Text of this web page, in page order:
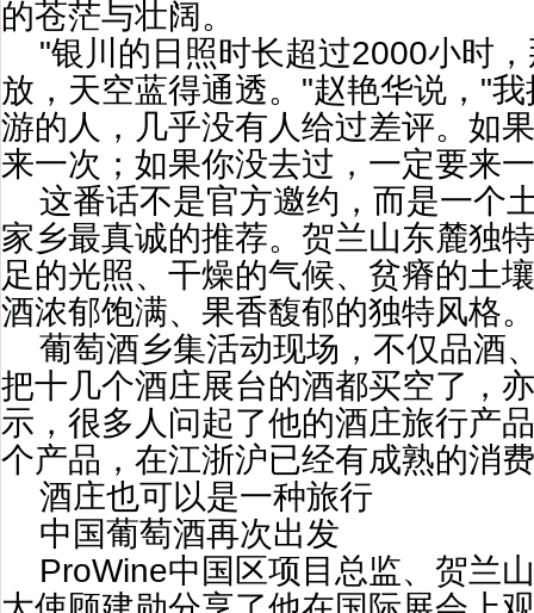
的苍茫与壮阔。
"银川的日照时长超过2000小时
放，天空蓝得通透。"赵艳华说，"
游的人，几乎没有人给过差评。如
来一次；如果你没去过，一定要来
这番话不是官方邀约，而是一个
家乡最真诚的推荐。贺兰山东麓
足的光照、干燥的气候、贫瘠的土
酒浓郁饱满、果香馥郁的独特风格。
葡萄酒乡集活动现场，不仅品酒
把十几个酒庄展台的酒都买空了，
示，很多人问起了他的酒庄旅行产
个产品，在江浙沪已经有成熟的消
酒庄也可以是一种旅行
中国葡萄酒再次出发
ProWine中国区项目总监、贺兰